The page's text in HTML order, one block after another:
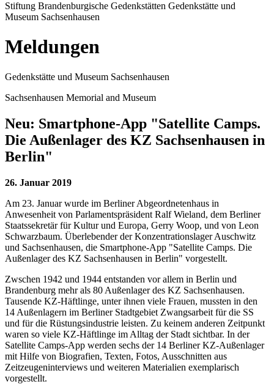
Stiftung Brandenburgische Gedenkstätten Gedenkstätte und
Museum Sachsenhausen
Meldungen
Gedenkstätte und Museum Sachsenhausen
Sachsenhausen Memorial and Museum
Neu: Smartphone-App "Satellite Camps.
Die Außenlager des KZ Sachsenhausen in
Berlin"
26. Januar 2019
Am 23. Januar wurde im Berliner Abgeordnetenhaus in
Anwesenheit von Parlamentspräsident Ralf Wieland, dem Berliner
Staatssekretär für Kultur und Europa, Gerry Woop, und von Leon
Schwarzbaum. Überlebender der Konzentrationslager Auschwitz
und Sachsenhausen, die Smartphone-App "Satellite Camps. Die
Außenlager des KZ Sachsenhausen in Berlin" vorgestellt.
Zwschen 1942 und 1944 entstanden vor allem in Berlin und
Brandenburg mehr als 80 Außenlager des KZ Sachsenhausen.
Tausende KZ-Häftlinge, unter ihnen viele Frauen, mussten in den
14 Außenlagern im Berliner Stadtgebiet Zwangsarbeit für die SS
und für die Rüstungsindustrie leisten. Zu keinem anderen Zeitpunkt
waren so viele KZ-Häftlinge im Alltag der Stadt sichtbar. In der
Satellite Camps-App werden sechs der 14 Berliner KZ-Außenlager
mit Hilfe von Biografien, Texten, Fotos, Ausschnitten aus
Zeitzeugeninterviews und weiteren Materialien exemplarisch
vorgestellt.